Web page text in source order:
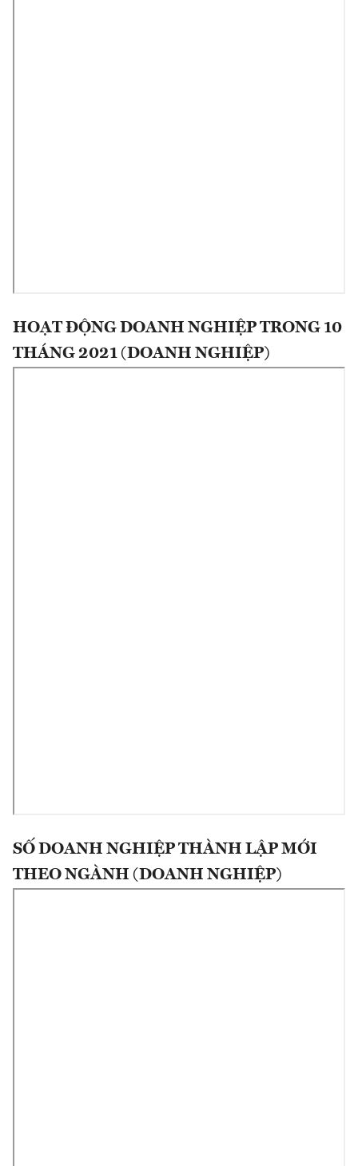
HOẠT ĐỘNG DOANH NGHIỆP TRONG 10
THÁNG 2021 (DOANH NGHIỆP)
SỐ DOANH NGHIỆP THÀNH LẬP MỚI
THEO NGÀNH (DOANH NGHIỆP)